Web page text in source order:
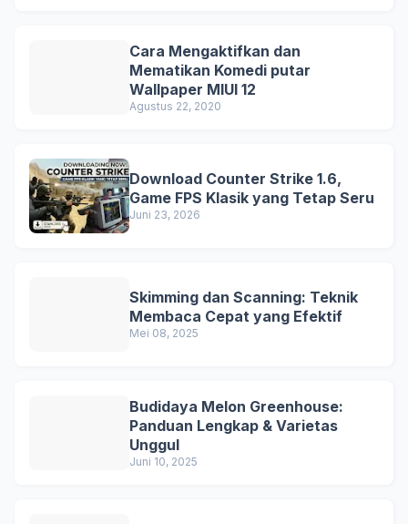
Cara Mengaktifkan dan
Mematikan Komedi putar
Wallpaper MIUI 12
Agustus 22, 2020
Download Counter Strike 1.6,
Game FPS Klasik yang Tetap Seru
Juni 23, 2026
Skimming dan Scanning: Teknik
Membaca Cepat yang Efektif
Mei 08, 2025
Budidaya Melon Greenhouse:
Panduan Lengkap & Varietas
Unggul
Juni 10, 2025